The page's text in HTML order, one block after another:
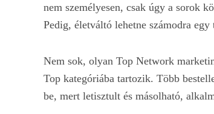
nem személyesen, csak úgy a sorok
Pedig, életváltó lehetne számodra
Nem sok, olyan Top Network
Top kategóriába tartozik. Több
be, mert letisztult és másolható,